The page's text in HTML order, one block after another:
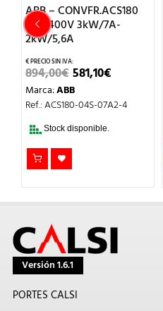
ABB – CONVFR.ACS180
TRIF.400V 3kW/7A-
2kW/5,6A
894,00€EL
PRECIO
ORIGINAL
ERA:
581,10€
ES:
Marca:ABB
Ref.: ACS180-04S-07A2-4
Stock disponible.
Versión 1.6.1
PORTES CALSI